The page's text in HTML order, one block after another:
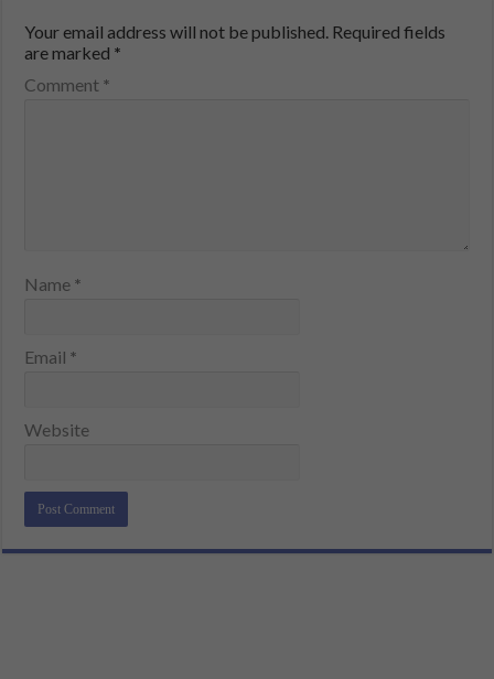
Your email address will not be published. Required fields
are marked *
Comment *
Name *
Email *
Website
Alternative: